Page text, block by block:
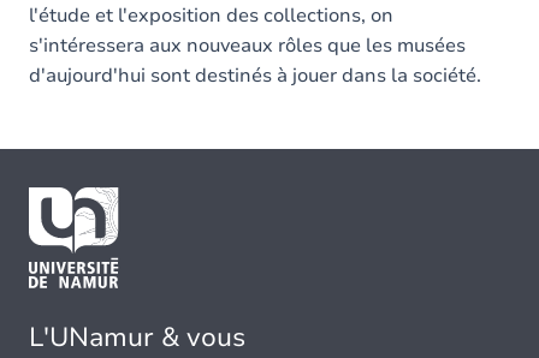
l'étude et l'exposition des collections, on
s'intéressera aux nouveaux rôles que les musées
d'aujourd'hui sont destinés à jouer dans la société.
L'UNamur & vous